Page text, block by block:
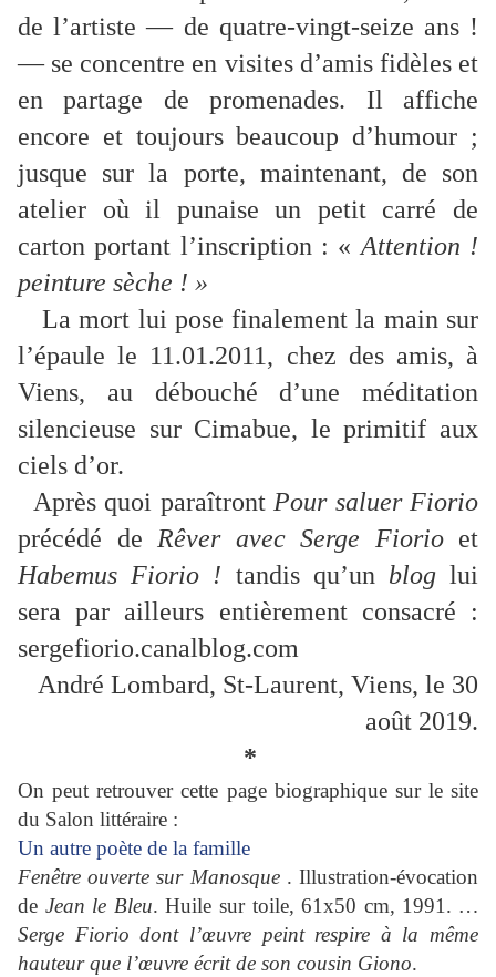
de l’artiste — de quatre-vingt-seize ans !
— se concentre en visites d’amis fidèles et
en partage de promenades. Il affiche
encore et toujours beaucoup d’humour ;
jusque sur la porte, maintenant, de son
atelier où il punaise un petit carré de
carton portant l’inscription : « Attention !
peinture sèche ! »
La mort lui pose finalement la main sur
l’épaule le 11.01.2011, chez des amis, à
Viens, au débouché d’une méditation
silencieuse sur Cimabue, le primitif aux
ciels d’or.
Après quoi paraîtront Pour saluer Fiorio
précédé de Rêver avec Serge Fiorioet
Habemus Fiorio ! tandis qu’un bloglui
sera par ailleurs entièrement consacré :
sergefiorio.canalblog.com
André Lombard, St-Laurent, Viens, le 30
août 2019.
*
On peut retrouver cette page biographique sur le site
du Salon littéraire :
Un autre poète de la famille
Fenêtre ouverte sur Manosque. Illustration-évocation
de Jean le Bleu. Huile sur toile, 61x50 cm, 1991.…
Serge Fiorio dont l’œuvre peint respire à la même
hauteur que l’œuvre écrit de son cousin Giono.